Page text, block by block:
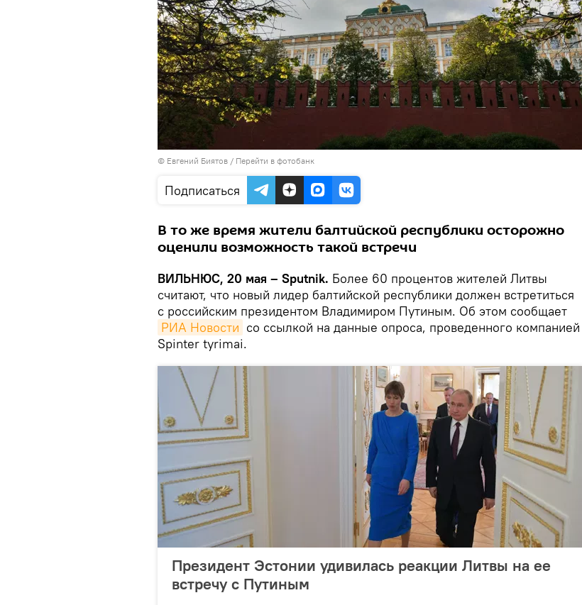
© Евгений Биятов / Перейти в фотобанк
Подписаться
В то же время жители балтийской республики осторожно
оценили возможность такой встречи
ВИЛЬНЮС, 20 мая – Sputnik. Более 60 процентов жителей Литвы
считают, что новый лидер балтийской республики должен встретиться
с российским президентом Владимиром Путиным. Об этом сообщает
РИА Новости со ссылкой на данные опроса, проведенного компанией
Spinter tyrimai.
Президент Эстонии удивилась реакции Литвы на ее
встречу с Путиным